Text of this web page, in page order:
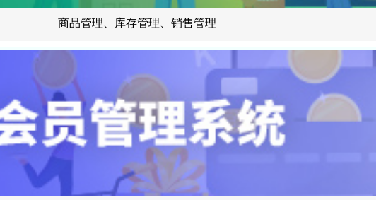
商品管理、库存管理、销售管理